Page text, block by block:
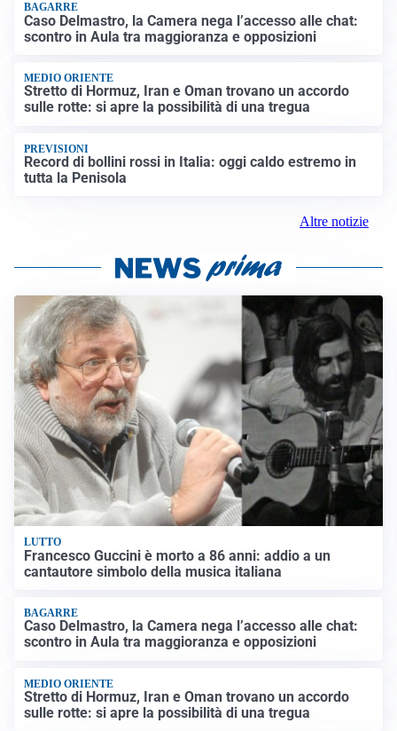
BAGARRE
Caso Delmastro, la Camera nega l’accesso alle chat:
scontro in Aula tra maggioranza e opposizioni
MEDIO ORIENTE
Stretto di Hormuz, Iran e Oman trovano un accordo
sulle rotte: si apre la possibilità di una tregua
PREVISIONI
Record di bollini rossi in Italia: oggi caldo estremo in
tutta la Penisola
Altre notizie
LUTTO
Francesco Guccini è morto a 86 anni: addio a un
cantautore simbolo della musica italiana
BAGARRE
Caso Delmastro, la Camera nega l’accesso alle chat:
scontro in Aula tra maggioranza e opposizioni
MEDIO ORIENTE
Stretto di Hormuz, Iran e Oman trovano un accordo
sulle rotte: si apre la possibilità di una tregua